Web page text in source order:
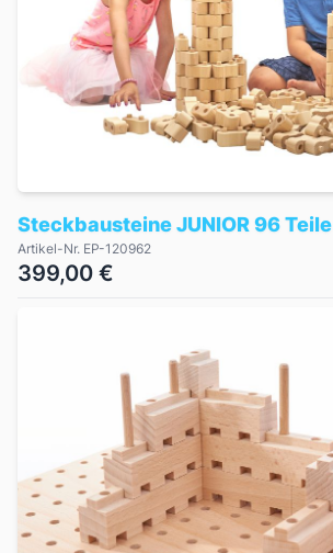
Steckbausteine JUNIOR 96 Teile
Artikel-Nr. EP-120962
399,00 €